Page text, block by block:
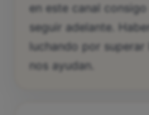
en este canal
seguir adelante.
luchando por
nos ayudan.